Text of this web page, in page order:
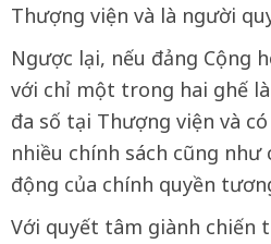
Thượng viện và là người
Ngược lại, nếu đảng Cộng
với chỉ một trong hai ghế
đa số tại Thượng viện và
nhiều chính sách cũng
động của chính quyền
Với quyết tâm giành chiến